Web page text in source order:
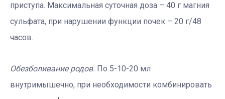
приступа. Максимальная суточная доза – 40 г магния
сульфата, при нарушении функции почек – 20 г/48
часов.
Обезболивание родов. По 5-10-20 мл
внутримышечно, при необходимости комбинировать